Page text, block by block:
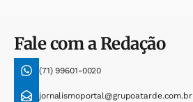
Fale com a Redação
(71) 99601-0020
jornalismoportal@grupoatarde.com.br